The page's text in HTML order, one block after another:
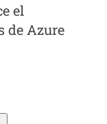
el
de Azure